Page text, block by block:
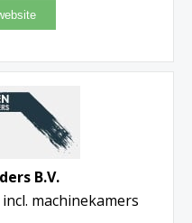
B.V.
machinekamers